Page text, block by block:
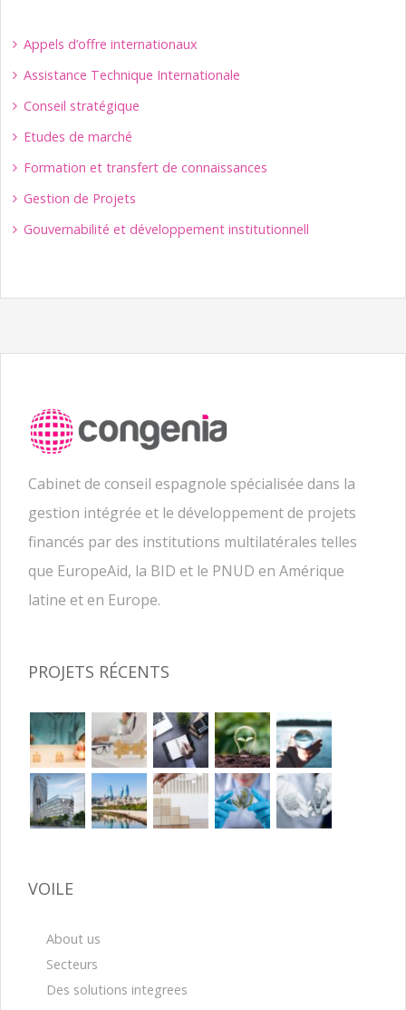
Appels d’offre internationaux
Assistance Technique Internationale
Conseil stratégique
Etudes de marché
Formation et transfert de connaissances
Gestion de Projets
Gouvernabilité et développement institutionnell
Cabinet de conseil espagnole spécialisée dans la
gestion intégrée et le développement de projets
financés par des institutions multilatérales telles
que EuropeAid, la BID et le PNUD en Amérique
latine et en Europe.
PROJETS RÉCENTS
VOILE
About us
Secteurs
Des solutions integrees